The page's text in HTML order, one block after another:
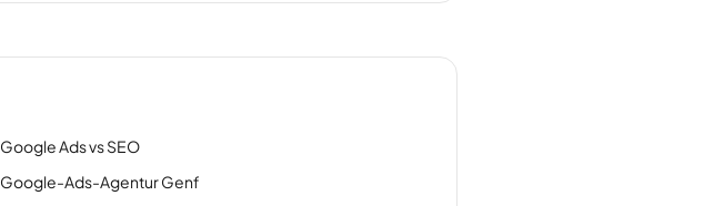
Google Ads vs SEO
Google-Ads-Agentur Genf